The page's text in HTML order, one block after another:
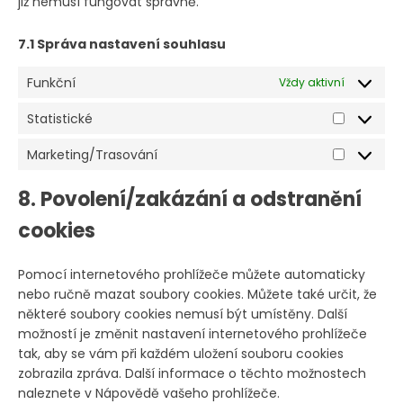
7.1 Správa nastavení souhlasu
Funkční Vždy aktivní
Statistické
Marketing/Trasování
8. Povolení/zakázání a odstranění
cookies
Pomocí internetového prohlížeče můžete automaticky
nebo ručně mazat soubory cookies. Můžete také určit, že
některé soubory cookies nemusí být umístěny. Další
možností je změnit nastavení internetového prohlížeče
tak, aby se vám při každém uložení souboru cookies
zobrazila zpráva. Další informace o těchto možnostech
naleznete v Nápovědě vašeho prohlížeče.